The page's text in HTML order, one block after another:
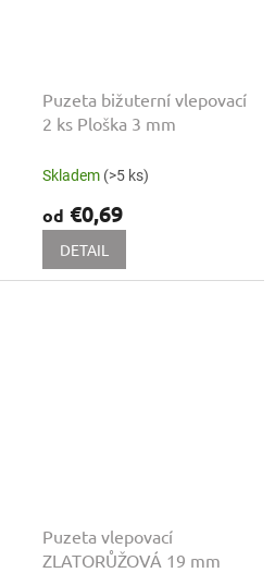
Puzeta bižuterní vlepovací
2 ks Ploška 3 mm
Skladem (>5 ks)
od €0,69
DETAIL
Puzeta vlepovací
ZLATORŮŽOVÁ 19 mm